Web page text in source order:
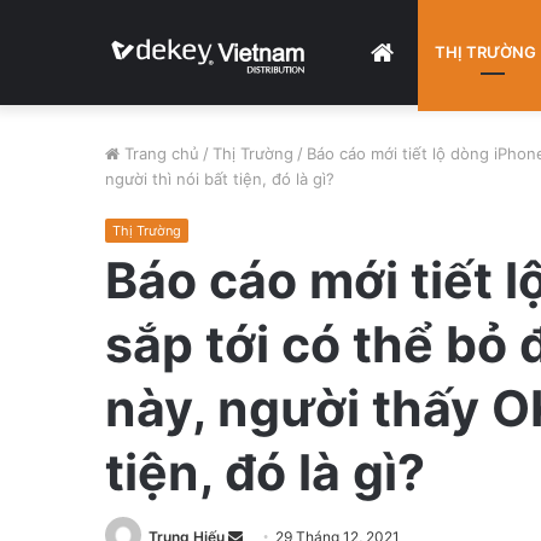
HOMETHỊ TRƯỜNG
Trang chủ / Thị Trường / Báo cáo mới tiết lộ dòng
người thì nói bất tiện, đó là gì?
Thị Trường
Báo cáo mới tiết
sắp tới có thể bỏ
này, người thấy
tiện, đó là gì?
Trung Hiếu 29 Tháng 12, 2021